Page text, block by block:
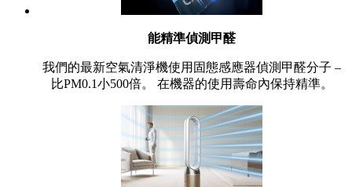
能精準偵測甲醛
我們的最新空氣清淨機使用固態感應器偵測甲醛分子 –
比PM0.1小500倍。 在機器的使用壽命內保持精準。